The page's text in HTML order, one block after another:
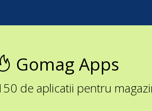
Gomag Apps
de aplicatii pentru